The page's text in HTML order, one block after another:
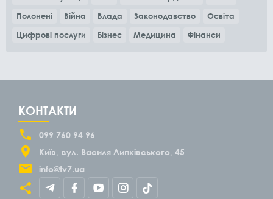
Полонені
Війна Влада Законодавство
Освіта
Цифрові послуги
Бізнес Медицина Фінанси
КОНТАКТИ
099 760 94 96
Київ
вул. Василя Липківського, 45
info@tv7.ua